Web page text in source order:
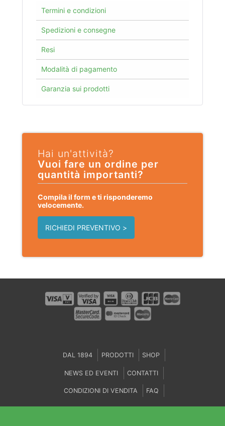
Termini e condizioni
Spedizioni e consegne
Resi
Modalità di pagamento
Garanzia sui prodotti
Hai un'attività?
Vuoi fare un ordine per
quantità importanti?
Compila il form e ti risponderemo
velocemente.
RICHIEDI PREVENTIVO >
DAL 1894 PRODOTTI SHOP
NEWS ED EVENTI CONTATTI
CONDIZIONI DI VENDITA FAQ